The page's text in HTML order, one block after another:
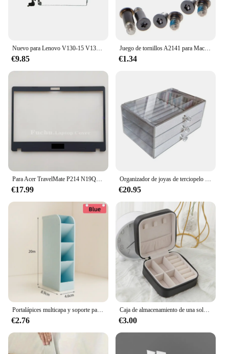
Nuevo para Lenovo V130-15 V130-15IGM V130-15IKB V330-15IKB cubierta trasera LCD bisagras bisel frontal cubierta superior del reposamanos cubierta inferior
€9.85
Juego de tornillos A2141 para MacBooks Pro, Kit de tornillos de repuesto para carcasa inferior de ordenador portátil de 16 ", 6 piezas
€1.34
Para Acer TravelMate P214 N19Q7 funda trasera de pantalla de ordenador portátil cubierta superior marco de bisel frontal reposamanos bisagra de Base superior
€17.99
Organizador de joyas de terciopelo acrílico con 3 cajones, expositor apilable, almacenamiento de pendientes, collares, pulseras, caja, soporte para mujer
€20.95
Portalápices multicapa y soporte para almacenamiento de brochas cosméticas, perfecto para material escolar y de oficina, 1 ud.
€2.76
Caja de almacenamiento de una sola capa, caja de joyería de cuero para viaje para mujer, caja de almacenamiento de moda rosa de color negro puro clásico
€3.00